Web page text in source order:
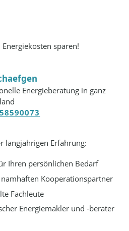
sparen!
Energieberatung in ganz
langjährigen Erfahrung:
Ihren persönlichen Bedarf
Kooperationspartner
Fachleute
Energiemakler und -berater